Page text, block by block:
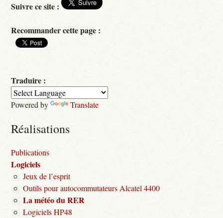
Suivre ce site :
Recommander cette page :
Traduire :
Powered by Translate
Réalisations
Publications
Logiciels
Jeux de l’esprit
Outils pour autocommutateurs Alcatel 4400
La météo du RER
Logiciels HP48